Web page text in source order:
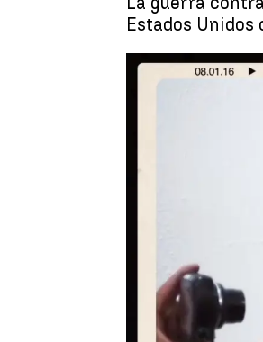
Estados